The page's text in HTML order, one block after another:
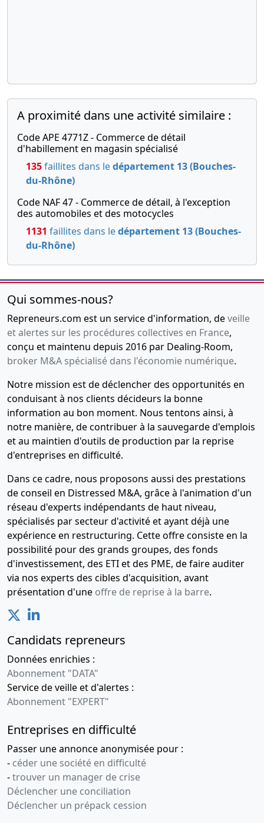
A proximité dans une activité similaire :
Code APE 4771Z - Commerce de détail
d'habillement en magasin spécialisé
135faillites dans ledépartement 13 (Bouches-
du-Rhône)
Code NAF 47 - Commerce de détail, à l'exception
des automobiles et des motocycles
1131 faillites dans ledépartement 13 (Bouches-
du-Rhône)
Qui sommes-nous?
Repreneurs.com est un service d'information, deveille
et alertes sur les procédures collectives en France,
conçu et maintenu depuis 2016 par Dealing-Room,
broker M&A spécialisé dans l'économie numérique.
Notre mission est de déclencher des opportunités en
conduisant à nos clients décideurs la bonne
information au bon moment. Nous tentons ainsi, à
notre manière, de contribuer à la sauvegarde d'emplois
et au maintien d'outils de production par la reprise
d'entreprises en difficulté.
Dans ce cadre, nous proposons aussi des prestations
de conseil en Distressed M&A, grâce à l'animation d'un
réseau d'experts indépendants de haut niveau,
spécialisés par secteur d'activité et ayant déjà une
expérience en restructuring. Cette offre consiste en la
possibilité pour des grands groupes, des fonds
d'investissement, des ETI et des PME, de faire auditer
via nos experts des cibles d'acquisition, avant
présentation d'une offre de reprise à la barre.
Candidats repreneurs
Données enrichies :
Abonnement "DATA"
Service de veille et d'alertes :
Abonnement "EXPERT"
Entreprises en difficulté
Passer une annonce anonymisée pour :
- céder une société en difficulté
-trouver un manager de crise
Déclencher une conciliation
Déclencher un prépack cession